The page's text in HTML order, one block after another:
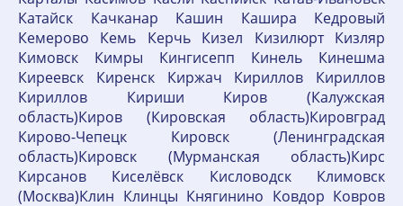
Катайск Качканар Кашин Кашира Кедровый
Кемерово Кемь Керчь Кизел Кизилюрт Кизляр
Кимовск Кимры Кингисепп Кинель Кинешма
Киреевск Киренск Киржач Кириллов Кириллов
Кириллов Кириши Киров (Калужская
область)Киров (Кировская область)Кировград
Кирово-Чепецк Кировск (Ленинградская
область)Кировск (Мурманская область)Кирс
Кирсанов Киселёвск Кисловодск Климовск
(Москва)Клин Клинцы Княгинино Ковдор Ковров